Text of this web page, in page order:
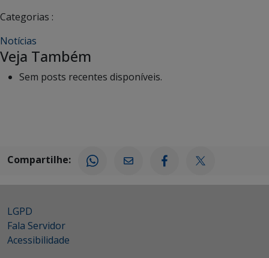
Categorias :
Notícias
Veja Também
Sem posts recentes disponíveis.
Compartilhe:
LGPD
Fala Servidor
Acessibilidade